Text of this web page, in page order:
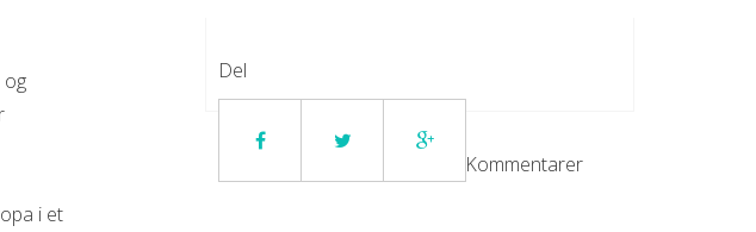
og
i et
Del
Kommentarer